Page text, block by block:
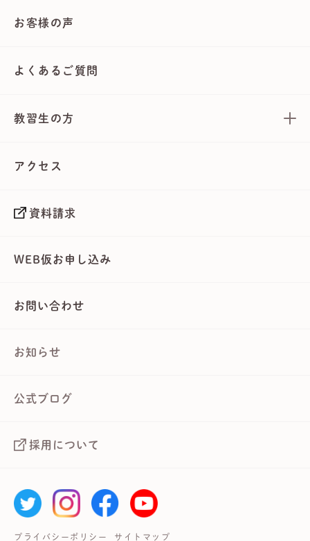
お客様の声
よくあるご質問
教習生の方
アクセス
資料請求
WEB仮お申し込み
お問い合わせ
お知らせ
公式ブログ
採用について
プライバシーポリシー サイトマップ